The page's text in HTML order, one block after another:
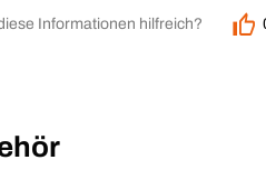
Informationen hilfreich?